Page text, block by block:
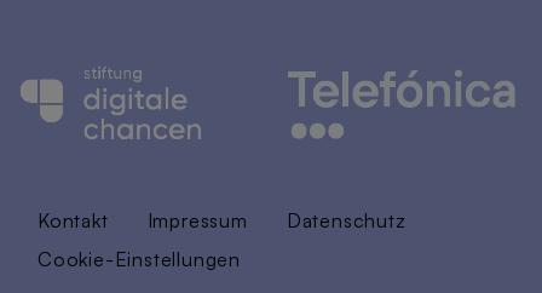
Kontakt Impressum
Datenschutz
Cookie-Einstellungen